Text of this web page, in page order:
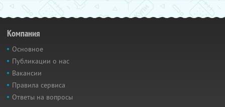
Компания
Основное
Публикации о нас
Вакансии
Правила сервиса
Ответы на вопросы